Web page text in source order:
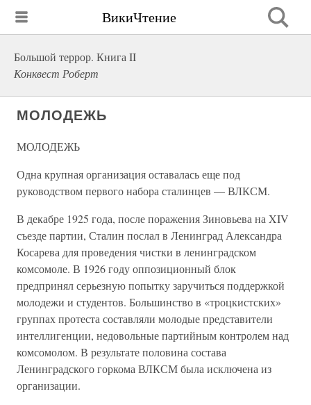
ВикиЧтение
Большой террор. Книга II
Конквест Роберт
МОЛОДЕЖЬ
МОЛОДЕЖЬ
Одна крупная организация оставалась еще под
руководством первого набора сталинцев — ВЛКСМ.
В декабре 1925 года, после поражения Зиновьева на XIV
съезде партии, Сталин послал в Ленинград Александра
Косарева для проведения чистки в ленинградском
комсомоле. В 1926 году оппозиционный блок
предпринял серьезную попытку заручиться поддержкой
молодежи и студентов. Большинство в «троцкистских»
группах протеста составляли молодые представители
интеллигенции, недовольные партийным контролем над
комсомолом. В результате половина состава
Ленинградского горкома ВЛКСМ была исключена из
организации.